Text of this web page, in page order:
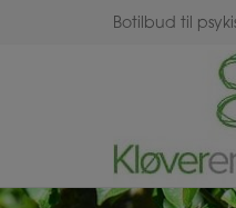
Botilbud til